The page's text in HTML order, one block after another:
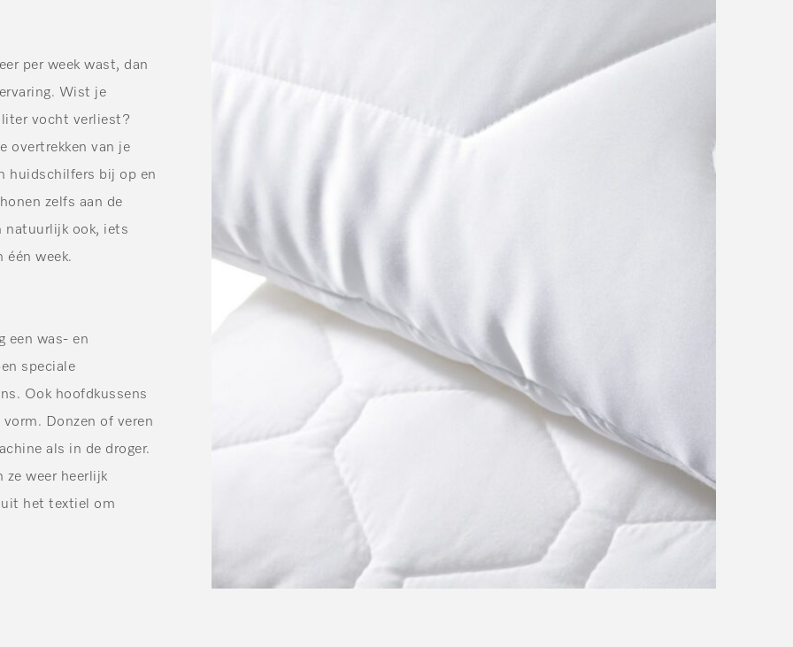
per week wast, dan
Wist je
vocht verliest?
overtrekken van je
huidschilfers bij op en
zelfs aan de
natuurlijk ook, iets
één week.
een was- en
speciale
Ook hoofdkussens
Donzen of veren
als in de droger.
ze weer heerlijk
uit het textiel om